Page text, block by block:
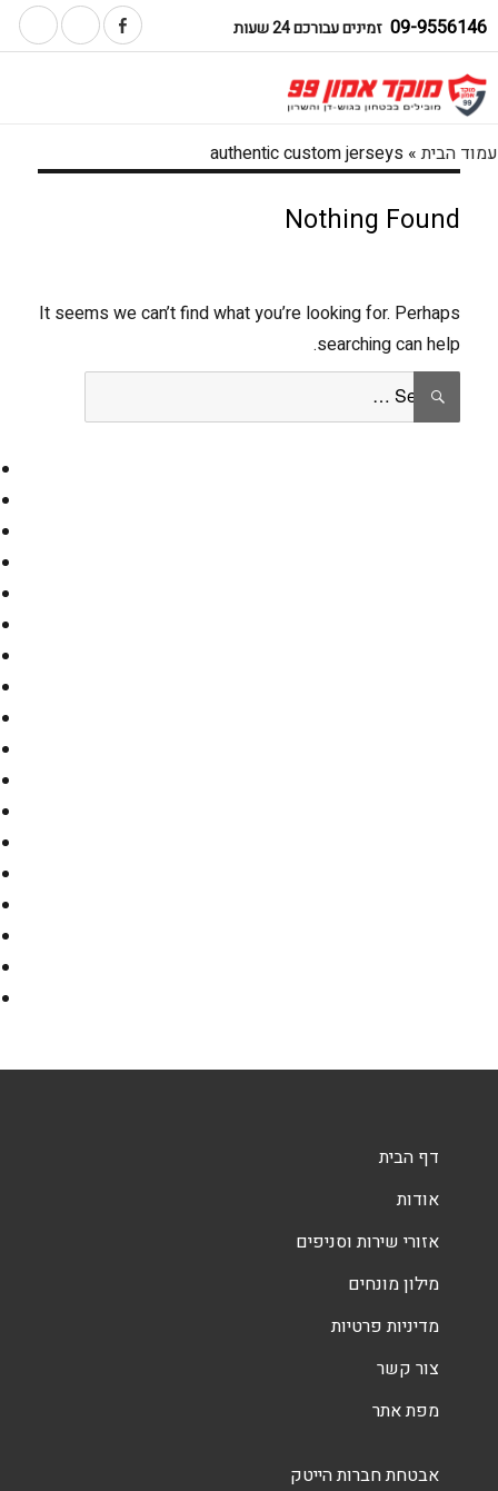
09-9556146 זמינים עבורכם 24 שעות
עמוד הבית»
authentic custom jerseys
Nothing Found
It seems we can’t find what you’re looking for. Perhaps
searching can help.
Search
for:
SEARCH
דף הבית
אודות
אזורי שירות וסניפים
מילון מונחים
מדיניות פרטיות
צור קשר
מפת אתר
אבטחת חברות הייטק